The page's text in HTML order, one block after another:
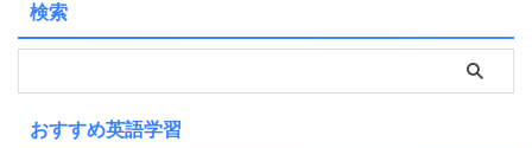
検索
おすすめ英語学習